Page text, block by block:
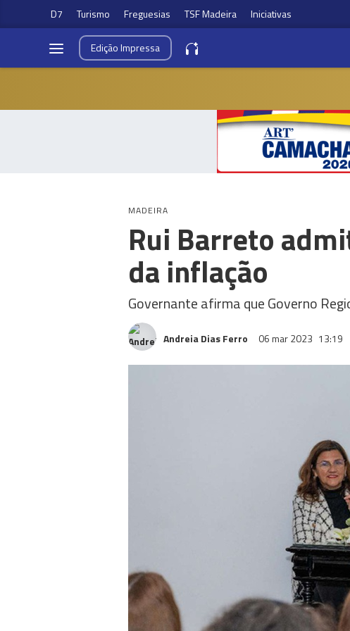
D7 Turismo Freguesias TSF Madeira Iniciativas
EdiçãoImpressa
MADEIRA
Rui Barreto
da inflação
Governante afirma que Governo
Andreia Dias Ferro 06 mar 2023 13:19